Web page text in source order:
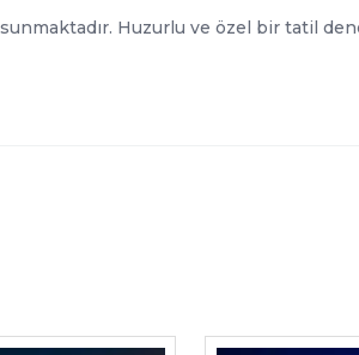
Huzurlu ve özel bir tatil